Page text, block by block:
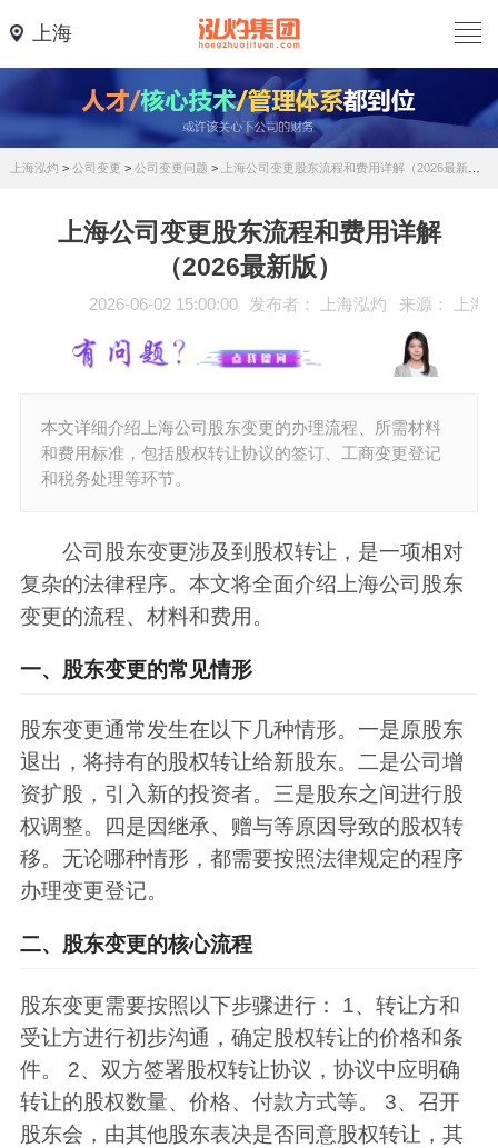
上海
上海泓灼 > 公司变更 > 公司变更问题 > 上海公司变更股东流程和费用详解（2026最新版）
上海公司变更股东流程和费用详解
（2026最新版）
2026-06-02 15:00:00 发布者： 上海泓灼 来源： 上海
本文详细介绍上海公司股东变更的办理流程、所需材料
和费用标准，包括股权转让协议的签订、工商变更登记
和税务处理等环节。
公司股东变更涉及到股权转让，是一项相对
复杂的法律程序。本文将全面介绍上海公司股东
变更的流程、材料和费用。
一、股东变更的常见情形
股东变更通常发生在以下几种情形。一是原股东
退出，将持有的股权转让给新股东。二是公司增
资扩股，引入新的投资者。三是股东之间进行股
权调整。四是因继承、赠与等原因导致的股权转
移。无论哪种情形，都需要按照法律规定的程序
办理变更登记。
二、股东变更的核心流程
股东变更需要按照以下步骤进行： 1、转让方和
受让方进行初步沟通，确定股权转让的价格和条
件。 2、双方签署股权转让协议，协议中应明确
转让的股权数量、价格、付款方式等。 3、召开
股东会，由其他股东表决是否同意股权转让，其